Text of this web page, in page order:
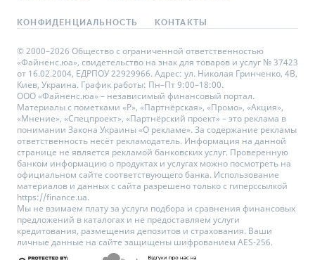
КОНФИДЕНЦИАЛЬНОСТЬ КОНТАКТЫ
© 2000–2026 Общество с ограниченной ответственностью
«Файненс.юа», свидетельство на знак для товаров и услуг № 37423
от 16.02.2004, ЕДРПОУ 22929966. Адрес: ул. Николая Гринченко, 4В,
Киев, Украина. График работы: Пн–Пт 9:00–18:00.
ООО «Файненс.юа» – независимый финансовый портал.
Материалы с пометками «Р», «Партнёрская», «Промо», «Акция»,
«Мнение», «Спецпроект», «Партнёрский проект» – это реклама в
понимании Закона Украины «О рекламе». За содержание рекламы
ответственность несёт рекламодатель. Информация на данной
странице не является рекламой банковских услуг. Проверенную
банком информацию о продуктах и услугах можно посмотреть на
официальном сайте соответствующего банка. Использование
материалов и данных с сайта разрешено только с гиперссылкой
https://finance.ua.
Мы не взимаем плату за услуги подбора и сравнения финансовых
предложений в каталогах и не предоставляем услуги
кредитования, размещения депозитов и страхования. Ваши
личные данные на сайте защищены шифрованием AES-256.